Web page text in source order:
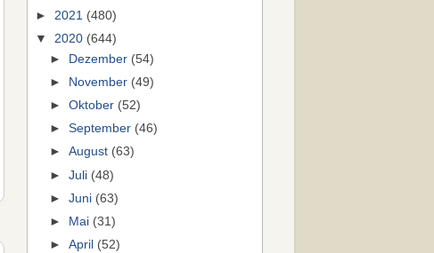
► 2021 (480)
▼ 2020 (644)
►
Dezember (54)
►
November (49)
►Oktober (52)
►September (46)
►August (63)
►Juli (48)
►Juni (63)
►
Mai (31)
►April (52)